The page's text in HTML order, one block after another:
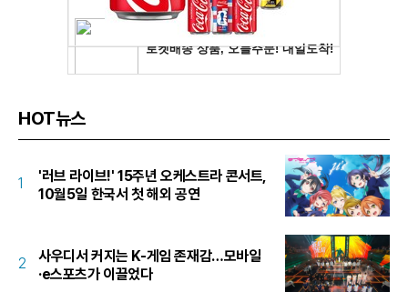
HOT뉴스
1
'러브 라이브!' 15주년 오케스트라 콘서트,
10월5일 한국서 첫 해외 공연
2
사우디서 커지는 K-게임 존재감…모바일
·e스포츠가 이끌었다